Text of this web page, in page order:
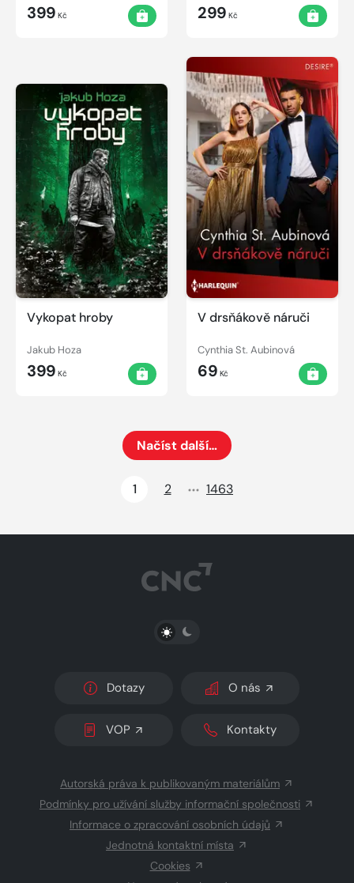
399 Kč 299 Kč
Vykopat hroby
Jakub Hoza
399 Kč
V drsňákově náruči
Cynthia St. Aubinová
69 Kč
Načíst další…
1
2 1463
PŘEPNOUT SVĚTLÝ/TMAVÝ REŽIM
Dotazy O nás
VOP Kontakty
Autorská práva k publikovaným materiálům
Podmínky pro užívání služby informační společnosti
Informace o zpracování osobních údajů
Jednotná kontaktní místa
Cookies